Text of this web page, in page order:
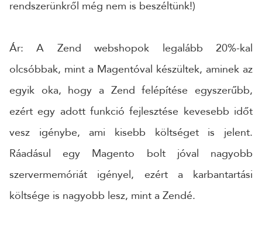
rendszerünkről még nem is beszéltünk!)
Ár: A Zend webshopok legalább 20%-kal
olcsóbbak, mint a Magentóval készültek, aminek az
egyik oka, hogy a Zend felépítése egyszerűbb,
ezért egy adott funkció fejlesztése kevesebb időt
vesz igénybe, ami kisebb költséget is jelent.
Ráadásul egy Magento bolt jóval nagyobb
szervermemóriát igényel, ezért a karbantartási
költsége is nagyobb lesz, mint a Zendé.